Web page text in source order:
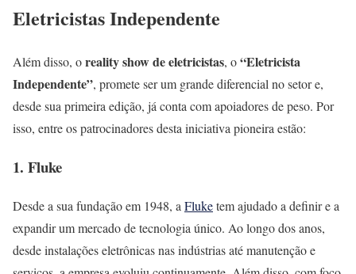
Eletricistas Independente
Além disso, oreality show de eletricistas, o“Eletricista
Independente”, promete ser um grande diferencial no setor e,
desde sua primeira edição, já conta com apoiadores de peso. Por
isso, entre os patrocinadores desta iniciativa pioneira estão:
1. Fluke
Desde a sua fundação em 1948, a Fluketem ajudado a definir e a
expandir um mercado de tecnologia único. Ao longo dos anos,
desde instalações eletrônicas nas indústrias até manutenção e